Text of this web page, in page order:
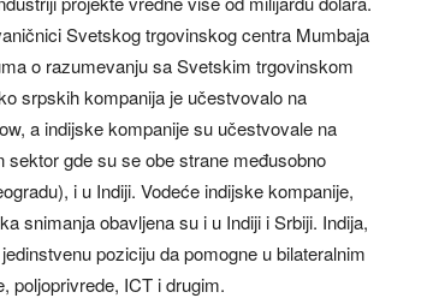
Svetskog trgovinskog centra Mumbaja
o razumevanju sa Svetskim trgovinskom
srpskih kompanija je učestvovalo na
a indijske kompanije su učestvovale na
gde su se obe strane međusobno
i u Indiji. Vodeće indijske kompanije,
snimanja obavljena su i u Indiji i Srbiji. Indija,
poziciju da pomogne u bilateralnim
poljoprivrede, ICT i drugim.